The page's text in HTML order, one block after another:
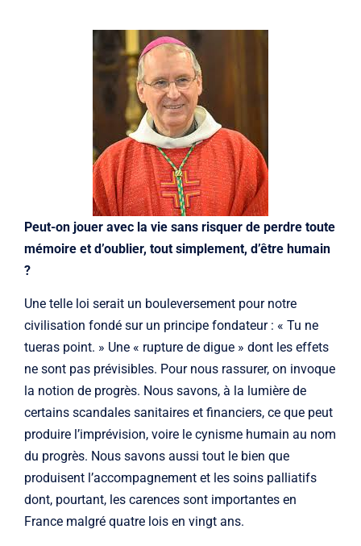
Peut-on jouer avec la vie sans risquer de perdre toute
mémoire et d’oublier, tout simplement, d’être humain
?
Une telle loi serait un bouleversement pour notre
civilisation fondé sur un principe fondateur : « Tu ne
tueras point. » Une « rupture de digue » dont les effets
ne sont pas prévisibles. Pour nous rassurer, on invoque
la notion de progrès. Nous savons, à la lumière de
certains scandales sanitaires et financiers, ce que peut
produire l’imprévision, voire le cynisme humain au nom
du progrès. Nous savons aussi tout le bien que
produisent l’accompagnement et les soins palliatifs
dont, pourtant, les carences sont importantes en
France malgré quatre lois en vingt ans.